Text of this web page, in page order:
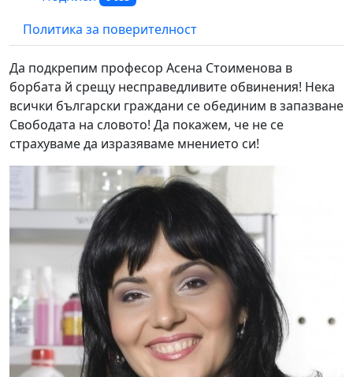
Политика за поверителност
Да подкрепим професор Асена Стоименова в
борбата й срещу несправедливите обвинения! Нека
всички български граждани се обединим в запазване
Свободата на словото! Да покажем, че не се
страхуваме да изразяваме мнението си!